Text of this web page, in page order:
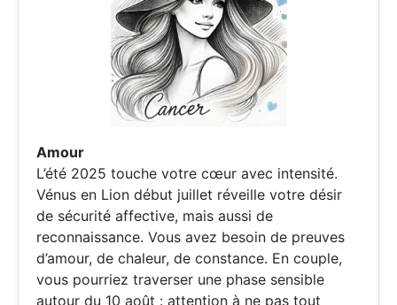
Amour
L’été 2025 touche votre cœur avec intensité.
Vénus en Lion début juillet réveille votre désir
de sécurité affective, mais aussi de
reconnaissance. Vous avez besoin de preuves
d’amour, de chaleur, de constance. En couple,
vous pourriez traverser une phase sensible
autour du 10 août : attention à ne pas tout